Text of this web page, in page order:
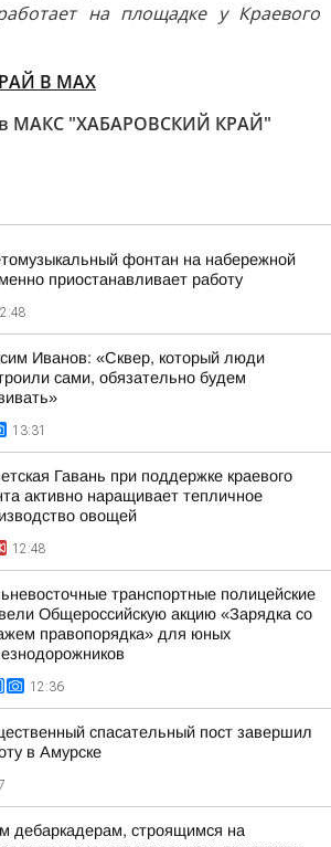
на площадке у Краевого
В МАХ
в МАКС "ХАБАРОВСКИЙ КРАЙ"
фонтан на набережной
приостанавливает работу
Иванов: «Сквер, который люди
сами, обязательно будем
13:31
Гавань при поддержке краевого
активно наращивает тепличное
овощей
12:48
транспортные полицейские
Общероссийскую акцию «Зарядка со
правопорядка» для юных
12:36
спасательный пост завершил
в Амурске
дебаркадерам, строящимся на